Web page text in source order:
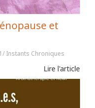
et
1/ Instants Chroniques
Lire l'article